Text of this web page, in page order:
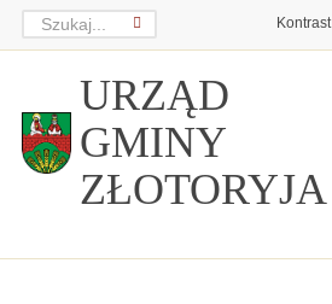
Kontrast
URZĄD
GMINY
ZŁOTORYJA